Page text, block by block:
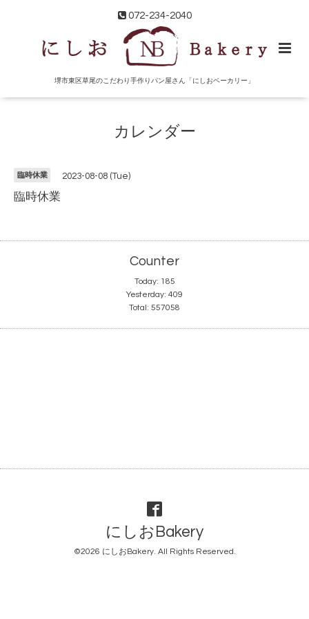
072-234-2040
堺市東区草尾のこだわり手作りパン屋さん「にしおベーカリー」
カレンダー
臨時休業 2023-08-08 (Tue)
臨時休業
Counter
Today: 185
Yesterday: 409
Total: 557058
にしおBakery
©2026 にしおBakery. All Rights Reserved.